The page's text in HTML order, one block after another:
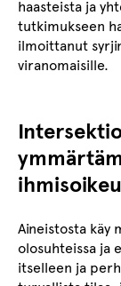
haasteista ja
tutkimukseen
ilmoittanut
viranomaisille.
Aineistosta käy
olosuhteissa ja
itselleen ja